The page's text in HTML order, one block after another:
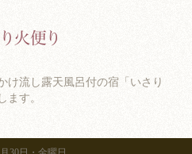
け流し露天風呂付の宿「いさり
ます。